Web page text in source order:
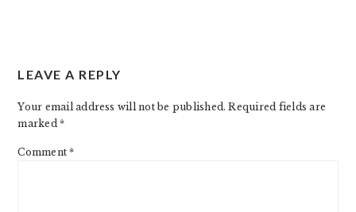
INTERACTIONS
LEAVE A REPLY
Your email address will not be published. Required fields are
marked*
Comment*